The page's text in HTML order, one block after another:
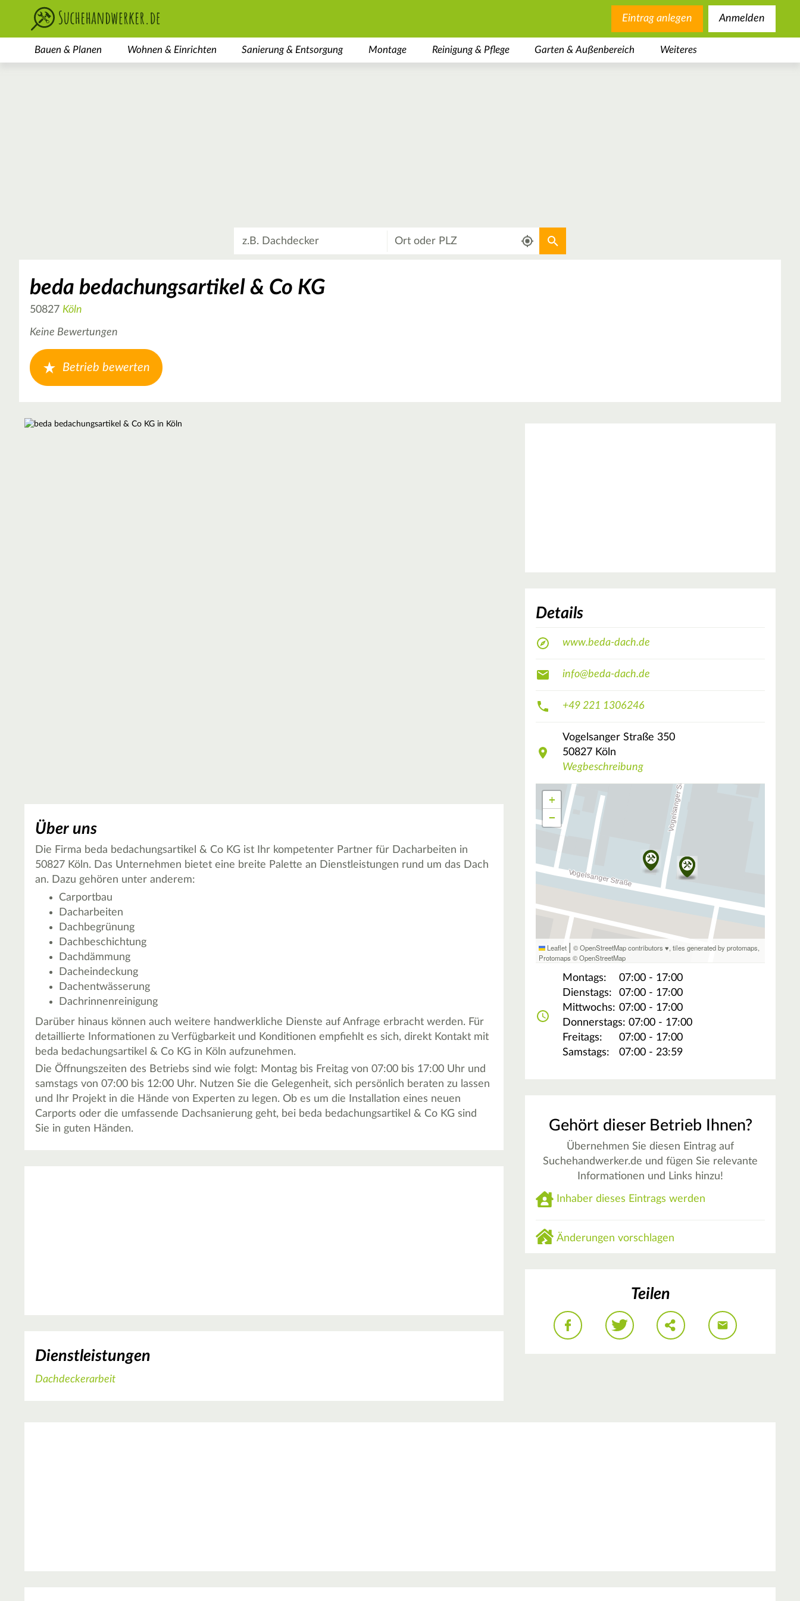
Eintrag anlegen Anmelden
Bauen & Planen Wohnen & Einrichten Sanierung & Entsorgung Montage Reinigung & Pflege Garten & Außenbereich Weiteres
Aktuellen Standort verwenden
beda bedachungsartikel & Co KG
50827 Köln
Keine Bewertungen
Betrieb bewerten
Über uns
Die Firma beda bedachungsartikel & Co KG ist Ihr kompetenter Partner für Dacharbeiten in
50827 Köln. Das Unternehmen bietet eine breite Palette an Dienstleistungen rund um das Dach
an. Dazu gehören unter anderem:
Carportbau
Dacharbeiten
Dachbegrünung
Dachbeschichtung
Dachdämmung
Dacheindeckung
Dachentwässerung
Dachrinnenreinigung
Darüber hinaus können auch weitere handwerkliche Dienste auf Anfrage erbracht werden. Für
detaillierte Informationen zu Verfügbarkeit und Konditionen empfiehlt es sich, direkt Kontakt mit
beda bedachungsartikel & Co KG in Köln aufzunehmen.
Die Öffnungszeiten des Betriebs sind wie folgt: Montag bis Freitag von 07:00 bis 17:00 Uhr und
samstags von 07:00 bis 12:00 Uhr. Nutzen Sie die Gelegenheit, sich persönlich beraten zu lassen
und Ihr Projekt in die Hände von Experten zu legen. Ob es um die Installation eines neuen
Carports oder die umfassende Dachsanierung geht, bei beda bedachungsartikel & Co KG sind
Sie in guten Händen.
Dienstleistungen
Dachdeckerarbeit
Details
www.beda-dach.de
info@beda-dach.de
+49 221 1306246
Vogelsanger Straße 350
50827 Köln
Wegbeschreibung
+
−
Leaflet | © OpenStreetMap contributors ♥,tiles generated by protomaps,
Protomaps ©OpenStreetMap
Montags:
07:00 - 17:00
Dienstags:
07:00 - 17:00
Mittwochs: 07:00 - 17:00
Donnerstags: 07:00 - 17:00
Freitags:
07:00 - 17:00
Samstags:
07:00 - 23:59
Gehört dieser Betrieb Ihnen?
Übernehmen Sie diesen Eintrag auf
Suchehandwerker.de und fügen Sie relevante
Informationen und Links hinzu!
Inhaber dieses Eintrags werden
Änderungen vorschlagen
Teilen